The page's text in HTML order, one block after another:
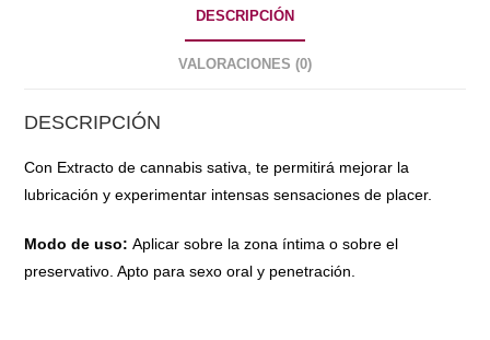
DESCRIPCIÓN
VALORACIONES (0)
DESCRIPCIÓN
Con Extracto de cannabis sativa, te permitirá mejorar la
lubricación y experimentar intensas sensaciones de placer.
Modo de uso: Aplicar sobre la zona íntima o sobre el
preservativo. Apto para sexo oral y penetración.